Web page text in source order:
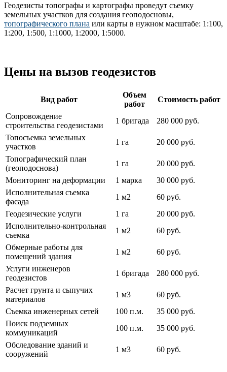
Геодезисты топографы и картографы проведут съемку
земельных участков для создания геоподосновы,
топографического плана или карты в нужном масштабе: 1:100,
1:200, 1:500, 1:1000, 1:2000, 1:5000.
Цены на вызов геодезистов
Вид работ
Объем
работ
Стоимость работ
Сопровождение
строительства геодезистами
1 бригада
280 000 руб.
Топосъемка земельных
участков
1 га
20 000 руб.
Топографический план
(геоподоснова)
1 га
20 000 руб.
Мониторинг на деформации
1 марка
30 000 руб.
Исполнительная съемка
фасада
1 м2
60 руб.
Геодезические услуги
1 га
20 000 руб.
Исполнительно-контрольная
съемка
1 м2
60 руб.
Обмерные работы для
помещений здания
1 м2
60 руб.
Услуги инженеров
геодезистов
1 бригада
280 000 руб.
Расчет грунта и сыпучих
материалов
1 м3
60 руб.
Съемка инженерных сетей
100 п.м.
35 000 руб.
Поиск подземных
коммуникаций
100 п.м.
35 000 руб.
Обследование зданий и
сооружений
1 м3 60 руб.